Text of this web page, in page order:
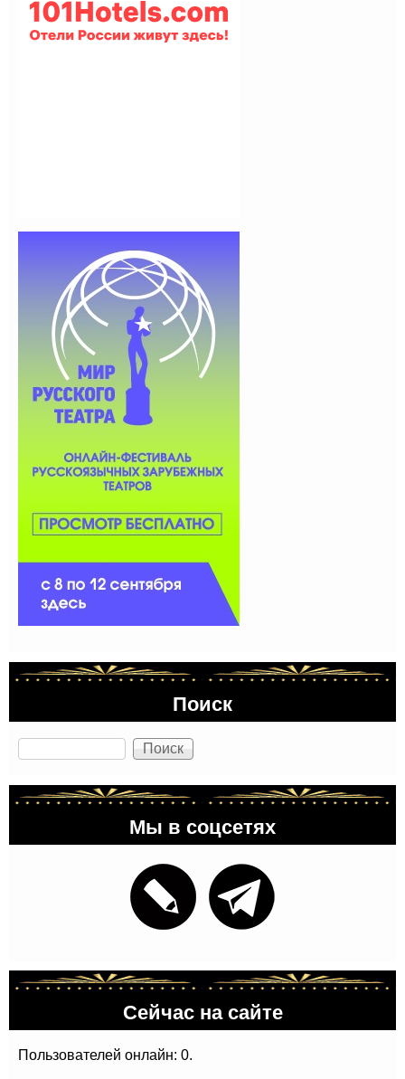
Поиск
Поиск
Мы в соцсетях
Сейчас на сайте
Пользователей онлайн: 0.